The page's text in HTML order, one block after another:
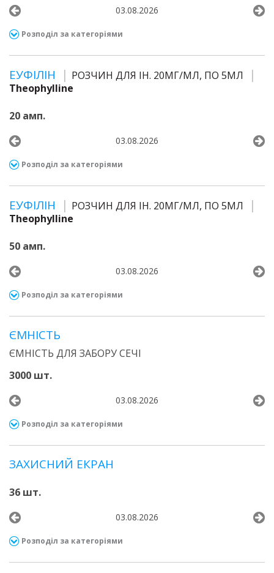
03.08.2026
Розподіл за категоріями
ЕУФІЛІН
РОЗЧИН ДЛЯ ІН. 20МГ/МЛ, ПО 5МЛ
Theophylline
20 амп.
03.08.2026
Розподіл за категоріями
ЕУФІЛІН
РОЗЧИН ДЛЯ ІН. 20МГ/МЛ, ПО 5МЛ
Theophylline
50 амп.
03.08.2026
Розподіл за категоріями
ЄМНІСТЬ
ЄМНІСТЬ ДЛЯ ЗАБОРУ СЕЧІ
3000 шт.
03.08.2026
Розподіл за категоріями
ЗАХИСНИЙ ЕКРАН
36 шт.
03.08.2026
Розподіл за категоріями